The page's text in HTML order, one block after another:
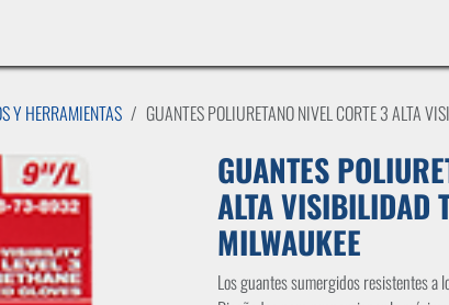
Y HERRAMIENTAS GUANTES POLIURETANO NIVEL CORTE 3 ALTA
GUANTES
ALTA
MILWAUKEE
Los guantes sumergidos resistentes a